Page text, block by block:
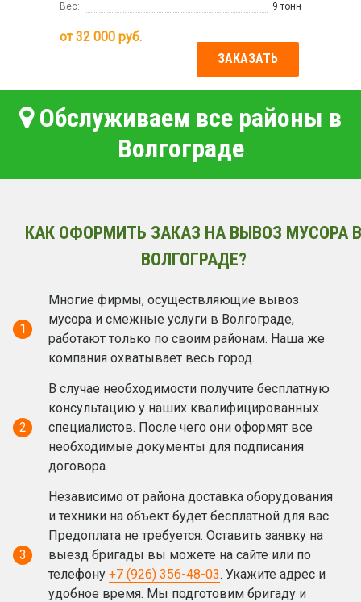
Вес: 9 тонн
от32 000 руб.
ЗАКАЗАТЬ
Обслуживаем все районы в
Волгограде
КАК ОФОРМИТЬ ЗАКАЗ НА ВЫВОЗ МУСОРА В
ВОЛГОГРАДЕ?
1
Многие фирмы, осуществляющие вывоз
мусора и смежные услуги в Волгограде,
работают только по своим районам. Наша же
компания охватывает весь город.
2
В случае необходимости получите бесплатную
консультацию у наших квалифицированных
специалистов. После чего они оформят все
необходимые документы для подписания
договора.
3
Независимо от района доставка оборудования
и техники на объект будет бесплатной для вас.
Предоплата не требуется. Оставить заявку на
выезд бригады вы можете на сайте или по
телефону +7 (926) 356-48-03. Укажите адрес и
удобное время. Мы подготовим бригаду и